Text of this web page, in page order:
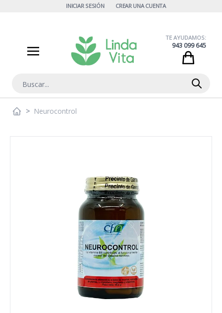
INICIAR SESIÓN CREAR UNA CUENTA
Buscar
TE AYUDAMOS:
943 099 645
> Neurocontrol